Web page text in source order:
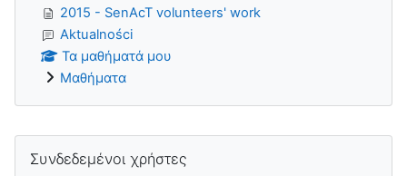
2015 - SenAcT volunteers' work
Aktualności
Τα μαθήματά μου
Μαθήματα
Supplementary blocks
Συνδεδεμένοι χρήστες